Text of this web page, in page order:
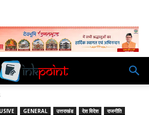
GENERAL उत्तराखंड देश विदेश
राजनीति